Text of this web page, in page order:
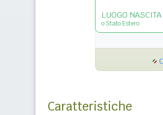
LUOGO NASCITA
o Stato Estero
Caratteristiche